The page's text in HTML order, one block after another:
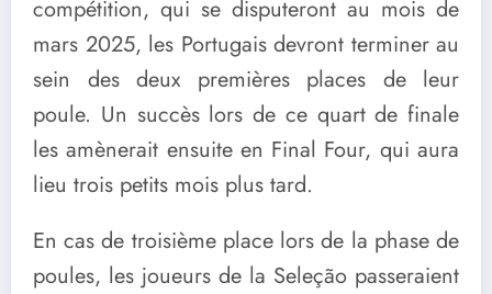
compétition, qui se disputeront au mois de
mars 2025, les Portugais devront terminer au
sein des deux premières places de leur
poule. Un succès lors de ce quart de finale
les amènerait ensuite en Final Four, qui aura
lieu trois petits mois plus tard.
En cas de troisième place lors de la phase de
poules, les joueurs de la Seleção passeraient